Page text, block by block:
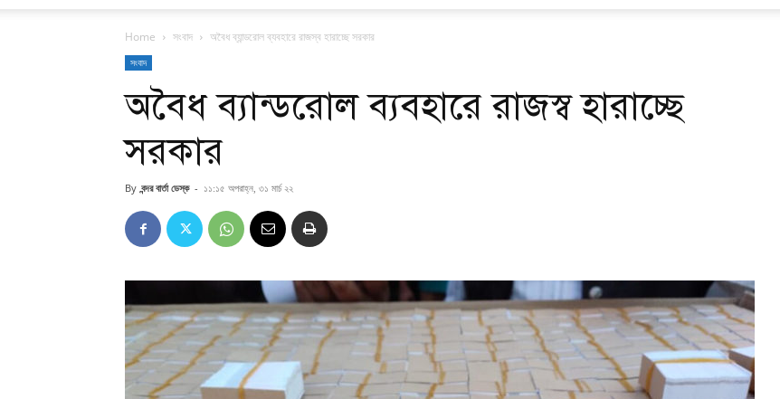
Home সংবাদ অবৈধ ব্যান্ডরোল ব্যবহারে রাজস্ব হারাচ্ছে সরকার
সংবাদ
অবৈধ ব্যান্ডরোল ব্যবহারে রাজস্ব হারাচ্ছে
সরকার
By বন্দর বার্তা ডেস্ক - ১১:১৫ অপরাহ্ন, ৩১ মার্চ ২২